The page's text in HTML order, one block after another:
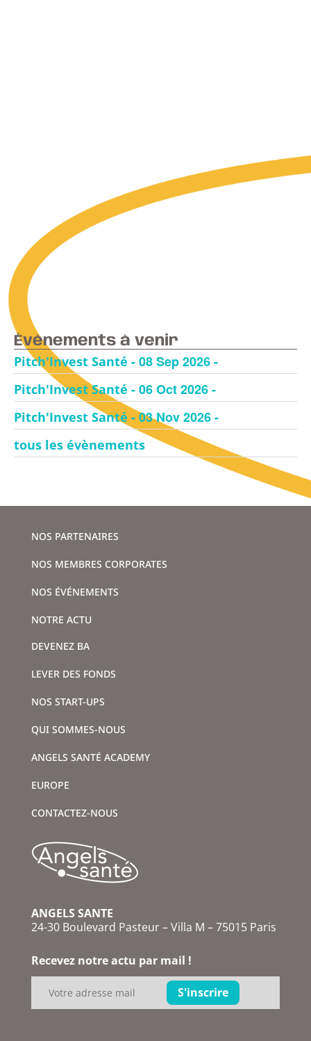
Évènements à venir
Pitch'Invest Santé - 08 Sep 2026 -
Pitch'Invest Santé - 06 Oct 2026 -
Pitch'Invest Santé - 03 Nov 2026 -
tous les évènements
NOS PARTENAIRES
NOS MEMBRES CORPORATES
NOS ÉVÉNEMENTS
NOTRE ACTU
DEVENEZ BA
LEVER DES FONDS
NOS START-UPS
QUI SOMMES-NOUS
ANGELS SANTÉ ACADEMY
EUROPE
CONTACTEZ-NOUS
ANGELS SANTE
24-30 Boulevard Pasteur – Villa M – 75015 Paris
Recevez notre actu par mail !